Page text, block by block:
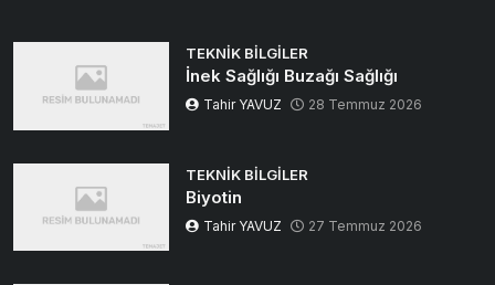
TEKNIK BILGILER
İnek Sağlığı Buzağı Sağlığı
Tahir YAVUZ 28 Temmuz 2026
TEKNIK BILGILER
Biyotin
Tahir YAVUZ 27 Temmuz 2026